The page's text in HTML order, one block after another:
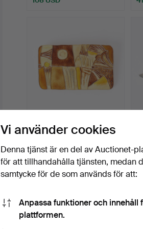
THORBJÖRN LIE-
JÖRGENSEN FÖR DAVID
ANDERSEN…
Klubbades 1 jul 2026
15 bud
163 USD
Vi använder cookies
Denna tjänst är en del av Auctionet-
för att tillhandahålla tjänsten, medan
samtycke för de som används för att:
Anpassa funktioner och
plattformen.